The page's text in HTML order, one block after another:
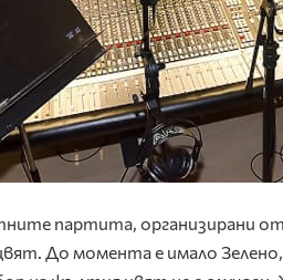
партита, организирани
До момента е имало